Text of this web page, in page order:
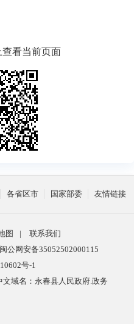
看当前页面
各省区市 国家部委 友情链接
图 |
联系我们
闽公网安备35052502000115
号-1
文域名：永春县人民政府.政务